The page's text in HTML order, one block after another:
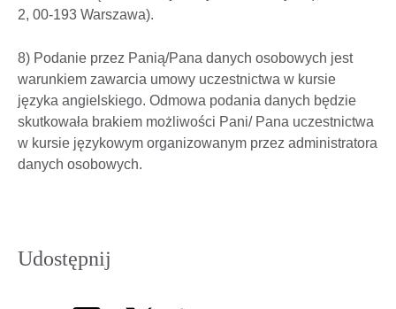
2, 00-193 Warszawa).
8) Podanie przez Panią/Pana danych osobowych jest
warunkiem zawarcia umowy uczestnictwa w kursie
języka angielskiego. Odmowa podania danych będzie
skutkowała brakiem możliwości Pani/ Pana uczestnictwa
w kursie językowym organizowanym przez administratora
danych osobowych.
Udostępnij